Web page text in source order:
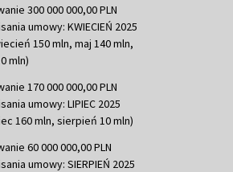
300 000 000,00 PLN
umowy: KWIECIEŃ 2025
150 mln, maj 140 mln,
mln)
170 000 000,00 PLN
umowy: LIPIEC 2025
160 mln, sierpień 10 mln)
60 000 000,00 PLN
umowy: SIERPIEŃ 2025